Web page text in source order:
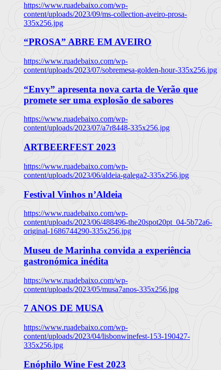
https://www.ruadebaixo.com/wp-
content/uploads/2023/09/ms-collection-aveiro-prosa-
335x256.jpg
“PROSA” ABRE EM AVEIRO
https://www.ruadebaixo.com/wp-
content/uploads/2023/07/sobremesa-golden-hour-335x256.jpg
“Envy” apresenta nova carta de Verão que
promete ser uma explosão de sabores
https://www.ruadebaixo.com/wp-
content/uploads/2023/07/a7r8448-335x256.jpg
ARTBEERFEST 2023
https://www.ruadebaixo.com/wp-
content/uploads/2023/06/aldeia-galega2-335x256.jpg
Festival Vinhos n’Aldeia
https://www.ruadebaixo.com/wp-
content/uploads/2023/06/488496-the20spot20pt_04-5b72a6-
original-1686744290-335x256.jpg
Museu de Marinha convida a experiência
gastronómica inédita
https://www.ruadebaixo.com/wp-
content/uploads/2023/05/musa7anos-335x256.jpg
7 ANOS DE MUSA
https://www.ruadebaixo.com/wp-
content/uploads/2023/04/lisbonwinefest-153-190427-
335x256.jpg
Enóphilo Wine Fest 2023